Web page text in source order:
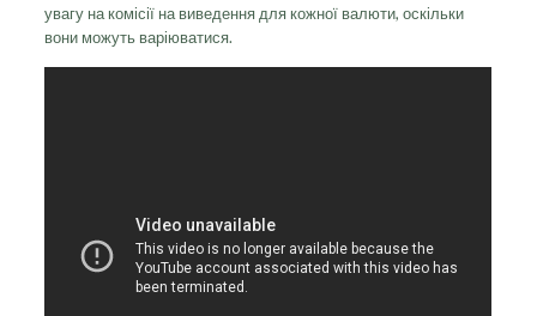
увагу на комісії на виведення для кожної валюти, оскільки
вони можуть варіюватися.